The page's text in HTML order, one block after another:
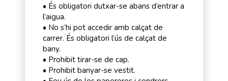
• És obligatori dutxar-se abans d’entrar a
l’aigua.
• No s’hi pot accedir amb calçat de
carrer. És obligatori l’ús de calçat de
bany.
• Prohibit tirar-se de cap.
• Prohibit banyar-se vestit.